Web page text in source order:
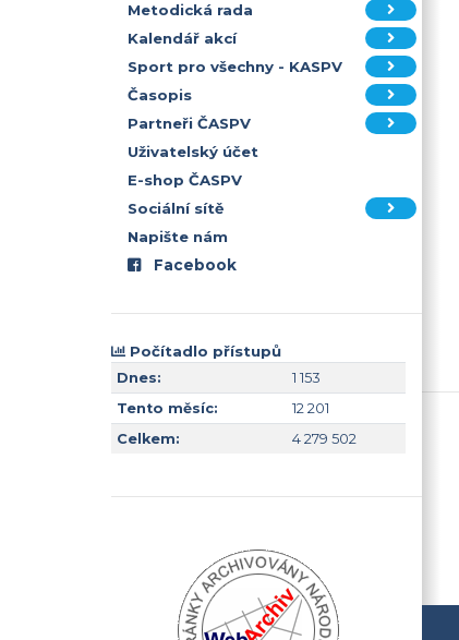
Metodická rada
Kalendář akcí
Sport pro všechny - KASPV
Časopis
Partneři ČASPV
Uživatelský účet
E-shop ČASPV
Sociální sítě
Napište nám
Facebook
Počítadlo přístupů
Dnes:
1 153
Tento měsíc:
12 201
Celkem:
4 279 502